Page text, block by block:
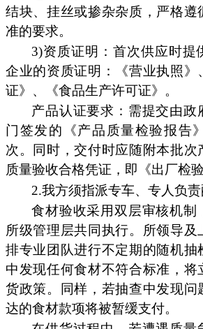
结块、挂丝或掺杂杂质，严格遵
准的要求。
3)资质证明：首次供应时提
企业的资质证明：《营业执照》
证》、《食品生产许可证》。
产品认证要求：需提交由政
门签发的《产品质量检验报告
次。同时，交付时应随附本批次
质量验收合格凭证，即《出厂检验
2.我方须指派专车、专人负责
食材验收采用双层审核机制
所级管理层共同执行。所领导及
排专业团队进行不定期的随机抽
中发现任何食材不符合标准，将
货政策。同样，若抽查中发现问
达的食材款项将被暂缓支付。